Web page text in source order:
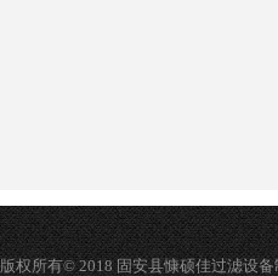
版权所有© 2018 固安县慷硕佳过滤设